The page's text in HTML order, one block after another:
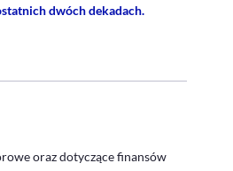
dwóch dekadach.
oraz dotyczące finansów